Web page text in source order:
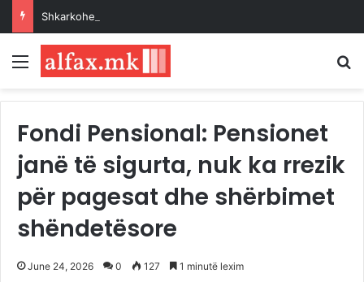
Menu
Fondi Pensional: Pensionet
janë të sigurta, nuk ka rrezik
për pagesat dhe shërbimet
shëndetësore
June 24, 2026 0 127 1 minutë lexim